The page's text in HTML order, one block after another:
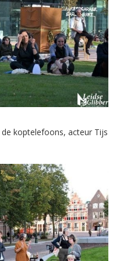
koptelefoons, acteur Tijs